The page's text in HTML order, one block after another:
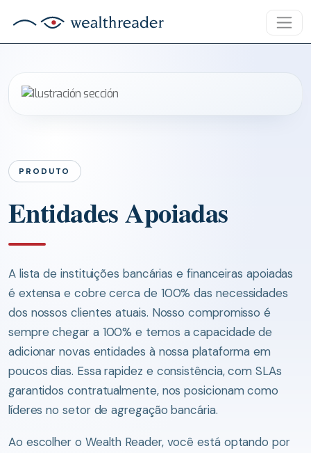
PRODUTO
Entidades Apoiadas
A lista de instituições bancárias e financeiras apoiadas
é extensa e cobre cerca de 100% das necessidades
dos nossos clientes atuais. Nosso compromisso é
sempre chegar a 100% e temos a capacidade de
adicionar novas entidades à nossa plataforma em
poucos dias. Essa rapidez e consistência, com SLAs
garantidos contratualmente, nos posicionam como
líderes no setor de agregação bancária.
Ao escolher o Wealth Reader, você está optando por